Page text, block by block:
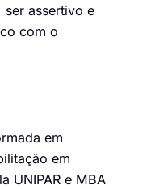
assertivo e
com o
em
em
UNIPAR e MBA